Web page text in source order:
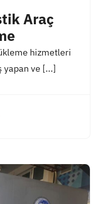
Araç
hizmetleri
ve [...]